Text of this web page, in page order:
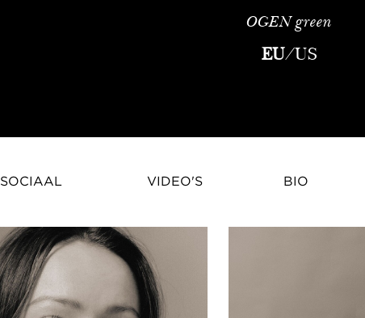
OGEN green
EU/US
Mariia Yelahina – Oekraïens
SOCIAAL VIDEO'S BIO